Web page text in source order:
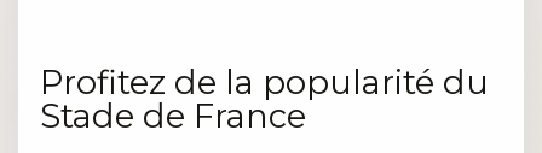
Profitez de la popularité du
Stade de France